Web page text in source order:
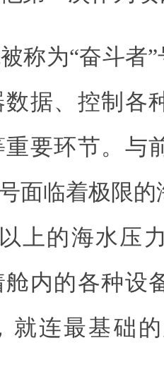
称为“奋斗者
据、控制各
要环节。与
面临着极限
上的海水压
内的各种设
就连最基础